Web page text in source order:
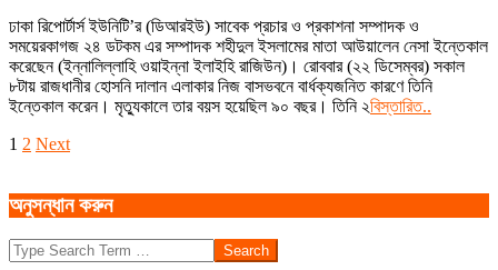
23
ঢাকা রিপোর্টার্স ইউনিটি’র (ডিআরইউ) সাবেক প্রচার ও প্রকাশনা সম্পাদক ও
সময়েরকাগজ ২৪ ডটকম এর সম্পাদক শহীদুল ইসলামের মাতা আউয়ালেন নেসা ইন্তেকাল
করেছেন (ইন্নালিল্লাহি ওয়াইন্না ইলাইহি রাজিউন)। রোববার (২২ ডিসেম্বর) সকাল
৮টায় রাজধানীর হোসনি দালান এলাকার নিজ বাসভবনে বার্ধক্যজনিত কারণে তিনি
ইন্তেকাল করেন। মৃত্যুকালে তার বয়স হয়েছিল ৯০ বছর। তিনি ২বিস্তারিত..
Posts
1 2 Next
অনুসন্ধান করুন
Search